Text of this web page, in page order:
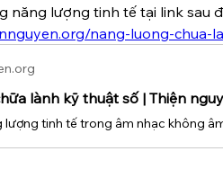
năng lượng tinh tế tại link sau
nang-luong-chua-
lành kỹ thuật số | Thiện